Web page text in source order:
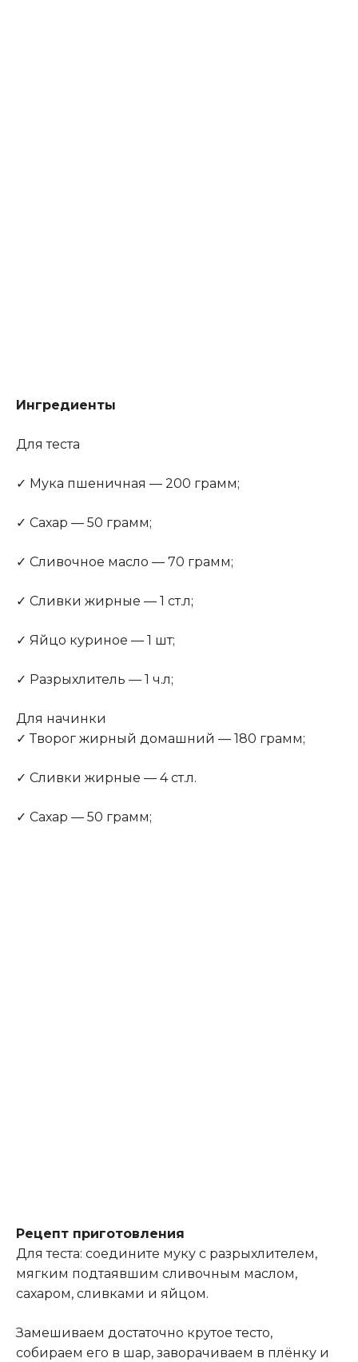
Ингредиенты
Для теста
✓ Мука пшеничная — 200 грамм;
✓ Сахар — 50 грамм;
✓ Сливочное масло — 70 грамм;
✓ Сливки жирные — 1 ст.л;
✓ Яйцо куриное — 1 шт;
✓ Разрыхлитель — 1 ч.л;
Для начинки
✓ Творог жирный домашний — 180 грамм;
✓ Сливки жирные — 4 ст.л.
✓ Сахар — 50 грамм;
Рецепт приготовления
Для теста: соедините муку с разрыхлителем,
мягким подтаявшим сливочным маслом,
сахаром, сливками и яйцом.
Замешиваем достаточно крутое тесто,
собираем его в шар, заворачиваем в плёнку и